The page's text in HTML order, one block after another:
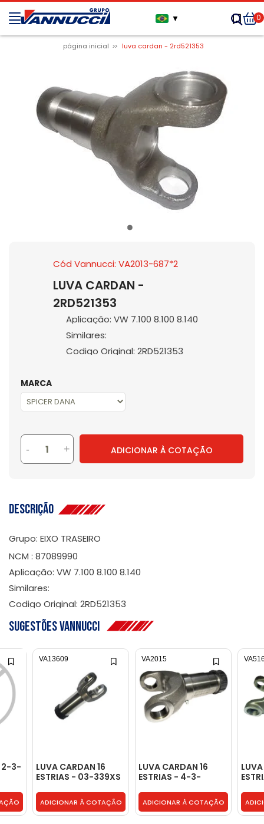
▼ 0
página inicial luva cardan - 2rd521353
Cód Vannucci: VA2013-687*2
LUVA CARDAN -
2RD521353
Aplicação: VW 7.100 8.100 8.140
Similares:
Codigo Original: 2RD521353
MARCA
- + ADICIONAR À COTAÇÃO
Descrição
Grupo: EIXO TRASEIRO
NCM : 87089990
Aplicação: VW 7.100 8.100 8.140
Similares:
Codigo Original: 2RD521353
Sugestões Vannucci
2-3-
LUVA CARDAN 16
ESTRIAS - 03-339XS
ADICIONAR À COTAÇÃO
VA13609
LUVA CARDAN 16
ESTRIAS - 4-3-
ADICIONAR À COTAÇÃO
VA2015